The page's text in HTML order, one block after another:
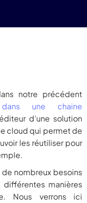
notre précédent
une chaine
d’une solution
cloud qui permet de
les réutiliser pour
nombreux besoins
manières
Nous verrons ici